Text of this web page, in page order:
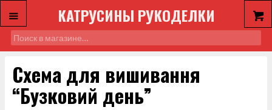
КАТРУСИНЫ РУКОДЕЛКИ
Схема для вишивання
“Бузковий день”